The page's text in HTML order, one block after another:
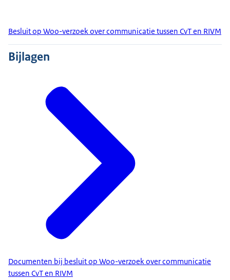
Besluit op Woo-verzoek over communicatie tussen CvT en RIVM
Bijlagen
Documenten bij besluit op Woo-verzoek over communicatie
tussen CvT en RIVM